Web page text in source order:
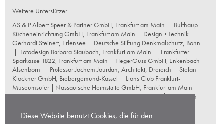
Diese Website benutzt Cookies, die für den
Weitere Unterstützer
AS & P Albert Speer & Partner GmbH, Frankfurt am Main | Bulthaup
Kücheneinrichtung GmbH, Frankfurt am Main | Design + Technik
Gerhardt Steinert, Erlensee | Deutsche Stiftung Denkmalschutz, Bonn
| Fotodesign Barbara Staubach, Frankfurt am Main | Frankfurter
Sparkasse 1822, Frankfurt am Main | HegerGuss GmbH, Enkenbach-
Alsenborn | Professor Jochem Jourdan, Architekt, Dreieich | Stefan
Klöckner GmbH, Biebergemünd-Kassel | Lions Club Frankfurt-
Museumsufer | Nassauische Heimstätte GmbH, Frankfurt am Main |
Naumburg Restaurierungswerkstatt, Frankfurt am Main|Reproplan
Landschaftsbau GmbH+Co KG, Frankfurt am Main|